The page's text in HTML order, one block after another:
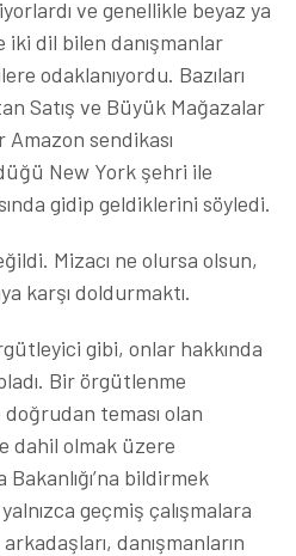
ve genellikle beyaz ya
dil bilen danışmanlar
odaklanıyordu. Bazıları
Satış ve Büyük Mağazalar
sendikası
New York şehri ile
gidip geldiklerini söyledi.
Mizacı ne olursa olsun,
karşı doldurmaktı.
gibi, onlar hakkında
Bir örgütlenme
teması olan
dahil olmak üzere
bildirmek
geçmiş çalışmalara
danışmanların